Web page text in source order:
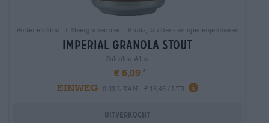
Porter en Stout | Meergranenbier | Fruit-, kruiden- en specerijenbieren
imperial granola stout
Sakiskiu Alus
€ 6,09
EINWEG
0,33 L KAN - € 18,45 / LTR
Uitverkocht